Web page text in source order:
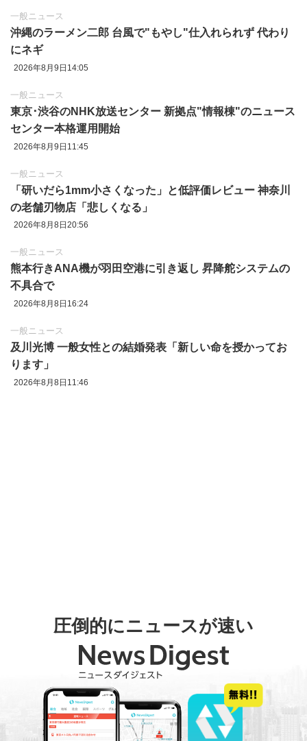
一般ニュース
沖縄のラーメン二郎 台風で"もやし"仕入れられず 代わり
にネギ
2026年8月9日14:05
一般ニュース
東京‪･‬渋谷のNHK放送センター 新拠点"情報棟"のニュース
センター本格運用開始
2026年8月9日11:45
一般ニュース
「研いだら1mm小さくなった」と低評価レビュー 神奈川
の老舗刃物店「悲しくなる」
2026年8月8日20:56
一般ニュース
熊本行きANA機が羽田空港に引き返し 昇降舵システムの
不具合で
2026年8月8日16:24
一般ニュース
及川光博 一般女性との結婚発表「新しい命を授かってお
ります」
2026年8月8日11:46
圧倒的にニュースが速い